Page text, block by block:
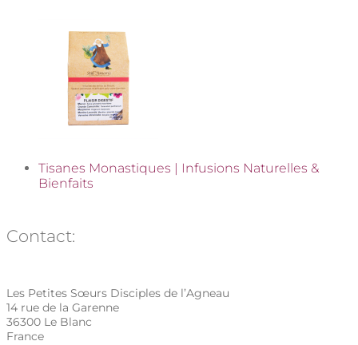
Tisanes Monastiques | Infusions Naturelles &
Bienfaits
Contact:
Les Petites Sœurs Disciples de l’Agneau
14 rue de la Garenne
36300 Le Blanc
France